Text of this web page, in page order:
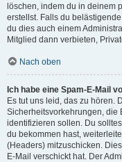
löschen, indem du in deinem
erstellst. Falls du
du dies auch einem
Mitglied dann verbieten,
Nach oben
Ich habe eine Spam-E-Mail
Es tut uns leid, das zu hören.
Sicherheitsvorkehrungen, die
identifizieren sollen. Du
du bekommen hast,
(Headers) mitzuschicken.
E-Mail verschickt hat. Der